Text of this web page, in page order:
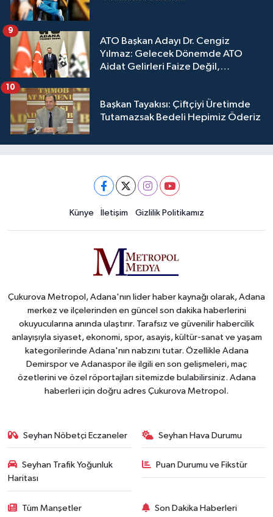
ATO Başkan Adayı Dr. Cengiz
Yılmaz: Gelecek Dönemde ATO
Aidat Gelirleri Faize Değil,
9
Başkan Tayakısı: Çiftçiyi Üretimde
Tutamazsak Bedeli Hepimiz Öderiz
10
Künye İletişim Gizlilik Politikamız
Çukurova Metropol, Adana'nın lider haber kaynağı olarak, Adana
merkez ve ilçelerinden en güncel son dakika haberlerini
okuyucularına anında ulaştırır. Tarafsız ve güvenilir habercilik
anlayışıyla siyaset, ekonomi, spor, asayiş, kültür-sanat ve yaşam
kategorilerinde Adana'nın nabzını tutar. Özellikle Adana
Demirspor ve Adanaspor ile ilgili en son gelişmeleri, maç
özetlerini ve özel röportajları sitemizde bulabilirsiniz. Adana
haberleri için doğru adres Çukurova Metropol.
Seyhan Nöbetçi Eczaneler Seyhan Hava Durumu
Seyhan Trafik Yoğunluk
Haritası
Puan Durumu ve Fikstür
Tüm Manşetler Son Dakika Haberleri